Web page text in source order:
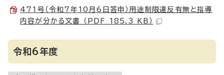
471号（令和7年10月6日答申）用途制限違反有無と指導
内容が分かる文書 （PDF 185.3 KB）
令和6年度